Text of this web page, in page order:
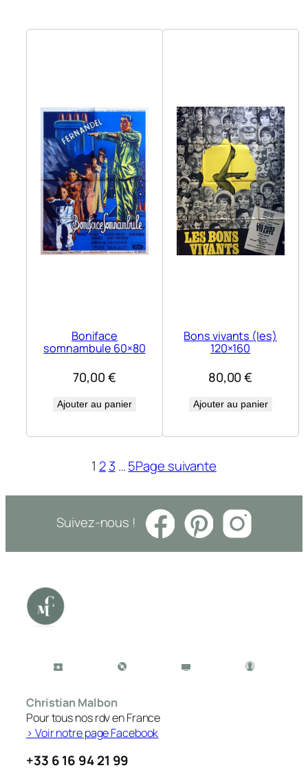
Boniface
somnambule 60×80
70,00 €
Ajouter au panier
Bons vivants (les)
120×160
80,00€
Ajouter au panier
1 2 3 …5Page suivante
Suivez-nous !
Christian Malbon
Pour tous nos rdv en France
> Voir notre page Facebook
+33 6 16 94 21 99